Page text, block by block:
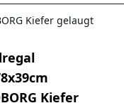
Kiefer gelaugt
Kiefer